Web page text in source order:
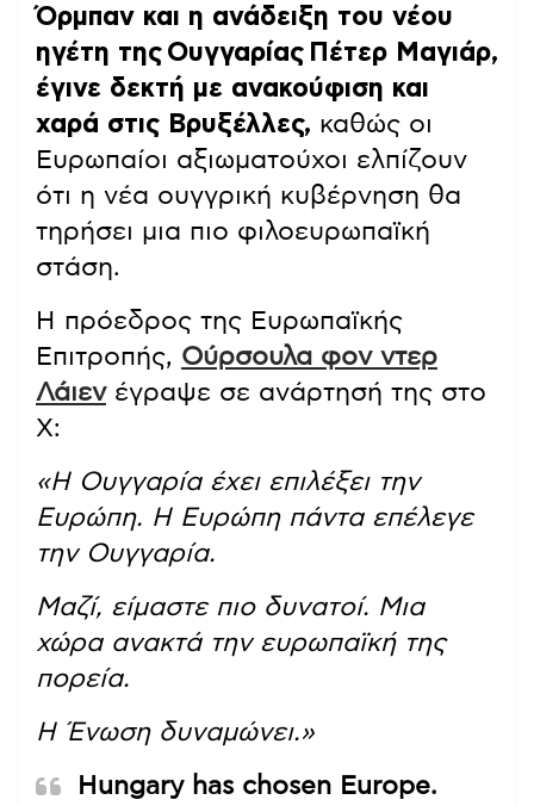
Όρμπαν και η ανάδειξη του νέου
ηγέτη της Ουγγαρίας Πέτερ Μαγιάρ,
έγινε δεκτή με ανακούφιση και
χαρά στις Βρυξέλλες, καθώς οι
Ευρωπαίοι αξιωματούχοι ελπίζουν
ότι η νέα ουγγρική κυβέρνηση θα
τηρήσει μια πιο φιλοευρωπαϊκή
στάση.
Η πρόεδρος της Ευρωπαϊκής
Επιτροπής, Ούρσουλα φον ντερ
Λάιεν έγραψε σε ανάρτησή της στο
Χ:
«Η Ουγγαρία έχει επιλέξει την
Ευρώπη. Η Ευρώπη πάντα επέλεγε
την Ουγγαρία.
Μαζί, είμαστε πιο δυνατοί. Μια
χώρα ανακτά την ευρωπαϊκή της
πορεία.
Η Ένωση δυναμώνει.»
Hungary has chosen Europe.